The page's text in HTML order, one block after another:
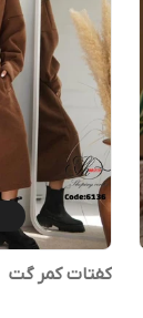
کفتات کمر گت